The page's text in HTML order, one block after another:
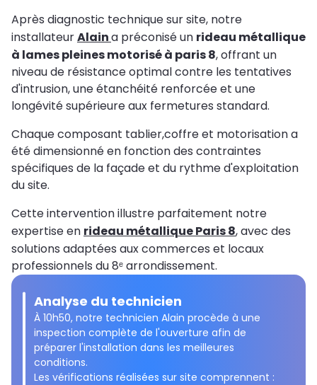
Après diagnostic technique sur site, notre
installateurAlaina préconisé un rideau métallique
à lames pleines motorisé à paris 8, offrant un
niveau de résistance optimal contre les tentatives
d'intrusion, une étanchéité renforcée et une
longévité supérieure aux fermetures standard.
Chaque composant tablier,coffre et motorisation a
été dimensionné en fonction des contraintes
spécifiques de la façade et du rythme d'exploitation
du site.
Cette intervention illustre parfaitement notre
expertise en rideau métallique Paris 8, avec des
solutions adaptées aux commerces et locaux
professionnels du 8ᵉ arrondissement.
Analyse du technicien
À 10h50, notre technicien Alain procède à une
inspection complète de l'ouverture afin de
préparer l'installation dans les meilleures
conditions.
Les vérifications réalisées sur site comprennent :